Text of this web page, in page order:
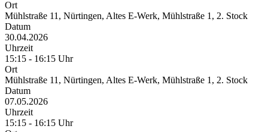
Ort
Mühlstraße 11, Nürtingen, Altes E-Werk, Mühlstraße 1, 2. Stock
Datum
30.04.2026
Uhrzeit
15:15 - 16:15 Uhr
Ort
Mühlstraße 11, Nürtingen, Altes E-Werk, Mühlstraße 1, 2. Stock
Datum
07.05.2026
Uhrzeit
15:15 - 16:15 Uhr